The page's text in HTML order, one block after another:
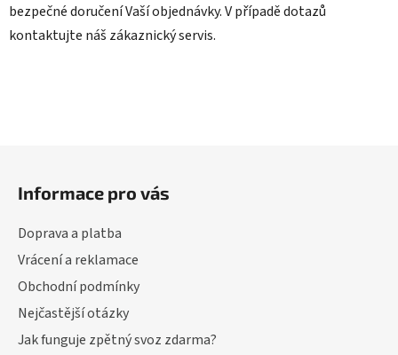
bezpečné doručení Vaší objednávky. V případě dotazů
kontaktujte náš zákaznický servis.
Informace pro vás
Doprava a platba
Vrácení a reklamace
Obchodní podmínky
Nejčastější otázky
Jak funguje zpětný svoz zdarma?